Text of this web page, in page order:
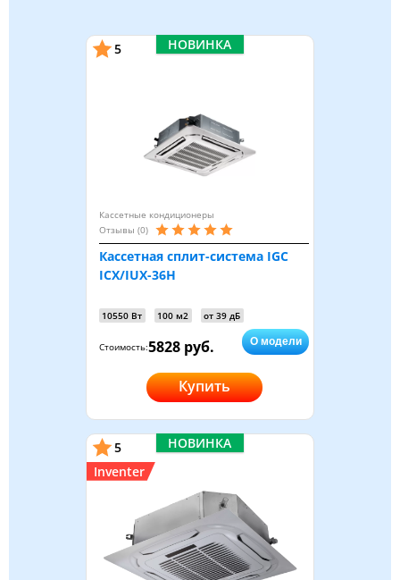
5 НОВИНКА
Кассетные кондиционеры
Отзывы (0)
Кассетная сплит-система IGC
ICX/IUX-36H
10550 Вт 100 м2 от 39 дБ
Стоимость:5828 руб. О модели
Купить
5
Inventer
НОВИНКА